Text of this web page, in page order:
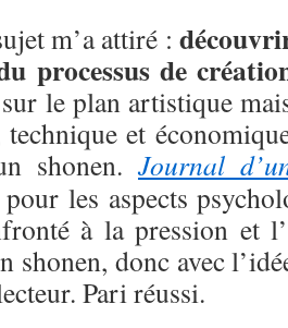
m’a attiré :
processus de
le plan artistique
et
shonen. Journal
les aspects
à la pression et
shonen, donc avec
Pari réussi.